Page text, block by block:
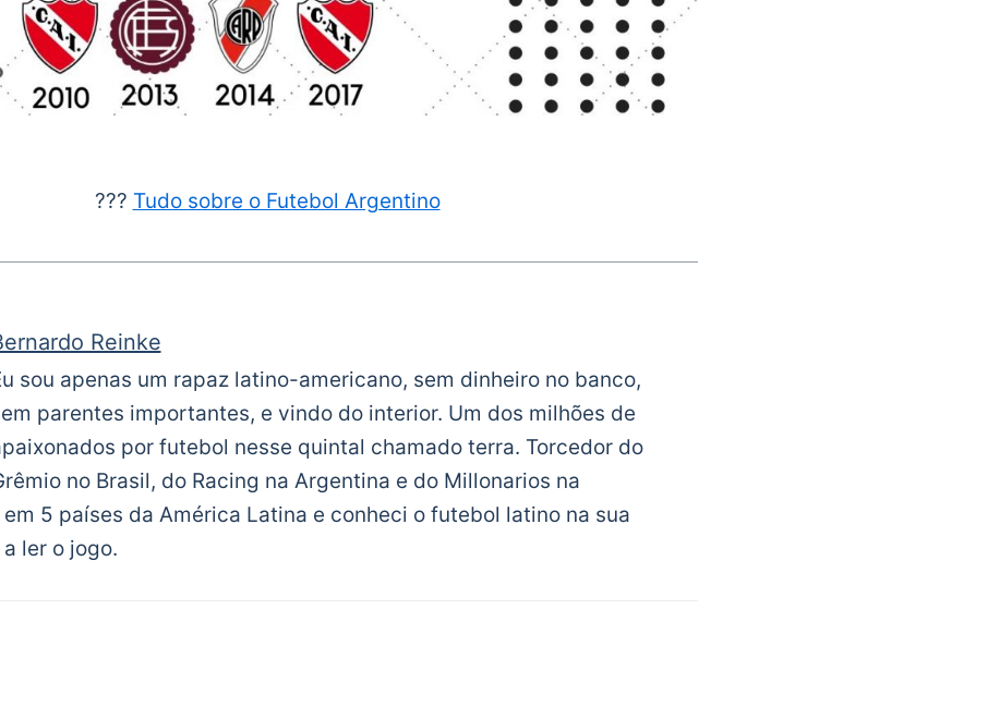
??? Tudo sobre o Futebol Argentino
Reinke
sou apenas um rapaz latino-americano, sem dinheiro no banco,
parentes importantes, e vindo do interior. Um dos milhões de
por futebol nesse quintal chamado terra. Torcedor do
no Brasil, do Racing na Argentina e do Millonarios na
5 países da América Latina e conheci o futebol latino na sua
ler o jogo.